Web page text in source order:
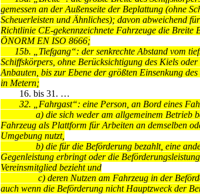
gemessen an der Außenseite der Beplattung (ohne
Scheuerleisten und Ähnliches); davon abweichend
Richtlinie CE-gekennzeichnete Fahrzeuge die Breite
ÖNORM EN ISO 8666;
15b.
„Tiefgang“: der senkrechte Abstand vom
Schiffskörpers, ohne Berücksichtigung des Kiels oder
Anbauten, bis zur Ebene der größten Einsenkung des
in Metern;
16. bis 31. …
32.
„Fahrgast“: eine Person, an Bord eines
a) die sich weder am allgemeinem Betrieb
Fahrzeug als Plattform für Arbeiten an demselben
Umgebung nutzt,
b) die für die Beförderung bezahlt, eine
Gegenleistung erbringt oder die
Vereinsmitglied bezieht und
c) deren Nutzen am Fahrzeug in der
auch wenn die Beförderung nicht Hauptzweck der